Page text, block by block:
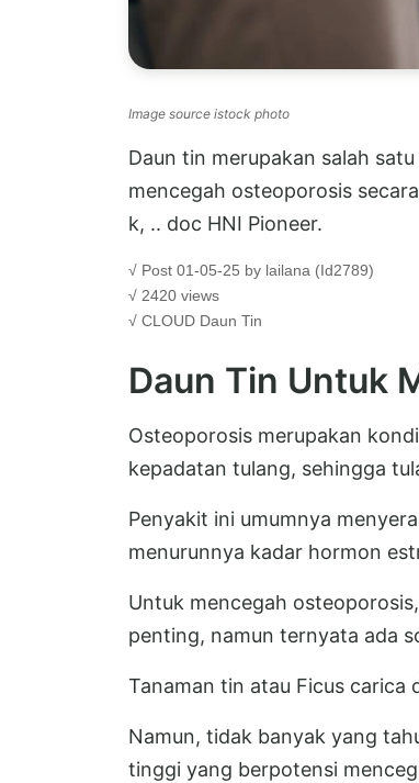
Image source istock photo
Daun tin merupakan salah
mencegah osteoporosis
k, .. doc HNI Pioneer.
√ Post 01-05-25 by lailana (Id2789)
√ 2420 views
√ CLOUD Daun Tin
Daun Tin Untuk
Osteoporosis merupakan
kepadatan tulang, sehingga
Penyakit ini umumnya
menurunnya kadar hormon
Untuk mencegah
penting, namun ternyata ada
Tanaman tin atau Ficus carica
Namun, tidak banyak yang
tinggi yang berpotensi